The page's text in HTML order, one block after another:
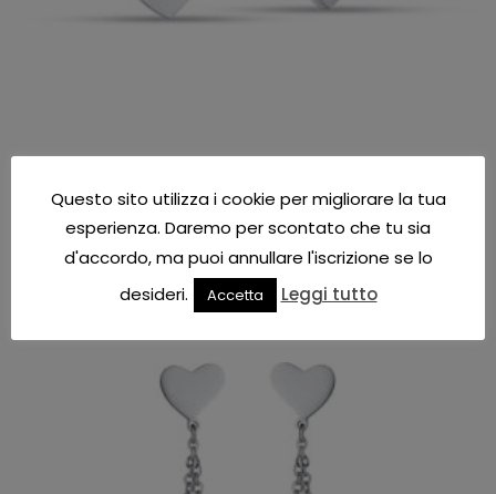
Luca Barra
Luca Barra orecchini donna gioielli Luca Barra
CODICE: OK1089
€9.00
Questo sito utilizza i cookie per migliorare la tua
esperienza. Daremo per scontato che tu sia
d'accordo, ma puoi annullare l'iscrizione se lo
desideri.
Accetta Leggi tutto